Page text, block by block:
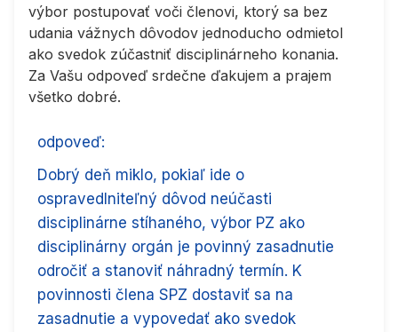
výbor postupovať voči členovi, ktorý sa bez
udania vážnych dôvodov jednoducho odmietol
ako svedok zúčastniť disciplinárneho konania.
Za Vašu odpoveď srdečne ďakujem a prajem
všetko dobré.
odpoveď:
Dobrý deň miklo, pokiaľ ide o
ospravedlniteľný dôvod neúčasti
disciplinárne stíhaného, výbor PZ ako
disciplinárny orgán je povinný zasadnutie
odročiť a stanoviť náhradný termín. K
povinnosti člena SPZ dostaviť sa na
zasadnutie a vypovedať ako svedok